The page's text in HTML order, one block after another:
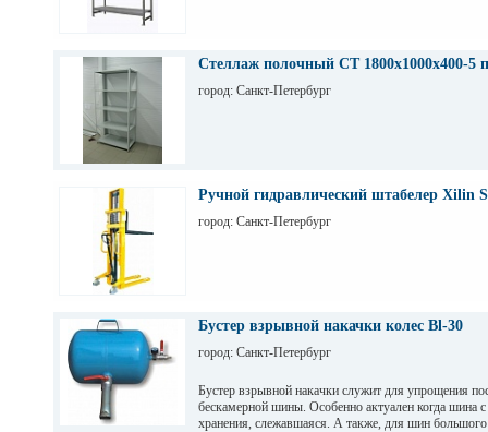
Стеллаж полочный СТ 1800х1000х400-5
город: Санкт-Петербург
Ручной гидравлический штабелер Xilin
город: Санкт-Петербург
Бустер взрывной накачки колес Bl-30
город: Санкт-Петербург
Бустер взрывной накачки служит для упрощения
бескамерной шины. Особенно актуален когда шина с
хранения, слежавшаяся. А также, для шин большого